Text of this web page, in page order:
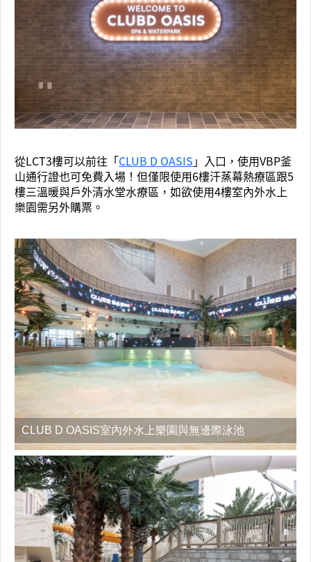
從LCT3樓可以前往「CLUB D OASIS 」入口，使用VBP釜
山通行證也可免費入場！但僅限使用6樓汗蒸幕熱療區跟5
樓三溫暖與戶外清水堂水療區，如欲使用4樓室內外水上
樂園需另外購票。
CLUB D OASIS室內外水上樂園與無邊際泳池